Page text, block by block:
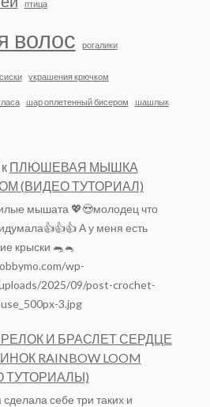
птица
волос рогалики
украшения крючком
шар оплетенный бисером шашлык
к ПЛЮШЕВАЯ МЫШКА
(ВИДЕО ТУТОРИАЛ)
мышата 💖😍молодец что
А у меня есть
крыски 🐀🐁
wp-
2025/09/post-crochet-
3.jpg
И БРАСЛЕТ СЕРДЦЕ
RAINBOW LOOM
ТУТОРИАЛЫ)
себе три таких и